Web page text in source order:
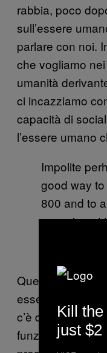
rabbia, poco
sull’essere
parlare con noi.
che vogliamo
umanità
ci incazziamo
capacità di
l’essere umano
Impolite
good way
800 and to
swearing at
Questa
essere fraintesa.
c’è dietro ai bot
funzionino bene.
Kill
just $2